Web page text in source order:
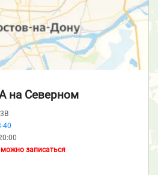
на Северном
40
записаться